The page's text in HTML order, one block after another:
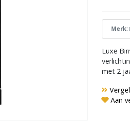
Merk:
Luxe
met 2
Aan